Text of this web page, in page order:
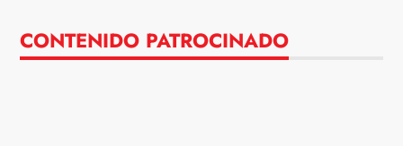
CONTENIDO PATROCINADO